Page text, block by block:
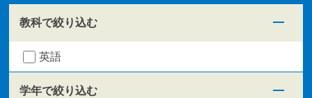
教科で絞り込む
英語
学年で絞り込む